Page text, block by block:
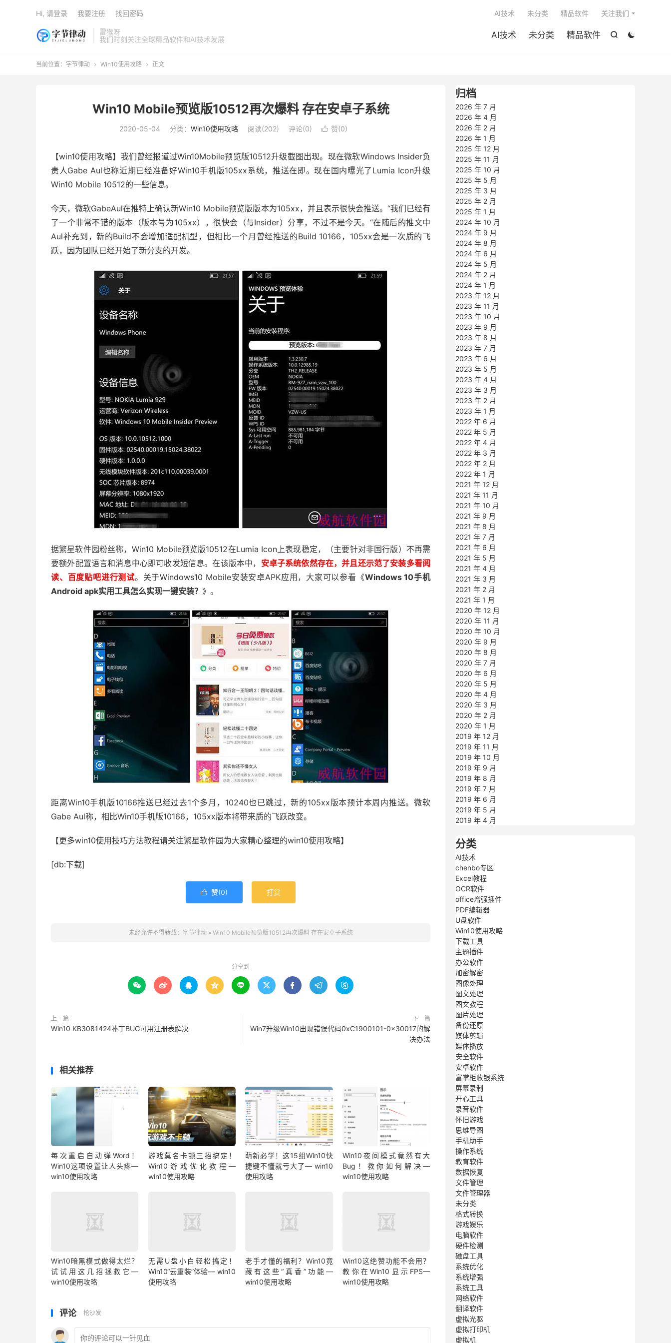
雷猴呀
我们时刻关注全球精品软件和AI技术发展


AI技术 未分类 精品软件
AI技术 未分类 精品软件 关注我们
Hi, 请登录 我要注册 找回密码
当前位置： 字节律动  Win10使用攻略  正文
Win10 Mobile预览版10512再次爆料 存在安卓子系统
2020-05-04 分类： Win10使用攻略 阅读(202) 评论(0)  赞(0)
【win10使用攻略】我们曾经报道过Win10Mobile预览版10512升级截图出现。现在微软Windows Insider负
责人Gabe Aul也称近期已经准备好Win10手机版105xx系统，推送在即。现在国内曝光了Lumia Icon升级
Win10 Mobile 10512的一些信息。
今天，微软GabeAul在推特上确认新Win10 Mobile预览版版本为105xx，并且表示很快会推送。“我们已经有
了一个非常不错的版本（版本号为105xx），很快会（与Insider）分享，不过不是今天。“在随后的推文中
Aul补充到，新的Build不会增加适配机型，但相比一个月曾经推送的Build 10166，105xx会是一次质的飞
跃，因为团队已经开始了新分支的开发。
据繁星软件园粉丝称，Win10 Mobile预览版10512在Lumia Icon上表现稳定，（主要针对非国行版）不再需
要额外配置语言和消息中心即可收发短信息。在该版本中， 安卓子系统依然存在，并且还示范了安装多看阅
读、百度贴吧进行测试。关于Windows10 Mobile安装安卓APK应用，大家可以参看《Windows 10手机
Android apk实用工具怎么实现一键安装？ 》。
距离Win10手机版10166推送已经过去1个多月，10240也已跳过，新的105xx版本预计本周内推送。微软
Gabe Aul称，相比Win10手机版10166，105xx版本将带来质的飞跃改变。
【更多win10使用技巧方法教程请关注繁星软件园为大家精心整理的win10使用攻略】
[db:下载]
 赞(0) 打赏
未经允许不得转载： 字节律动» Win10 Mobile预览版10512再次爆料 存在安卓子系统
分享到
        
上一篇
Win10 KB3081424补丁BUG可用注册表解决
下一篇
Win7升级Win10出现错误代码0xC1900101-0x30017的解
决办法
相关推荐
每次重启自动弹Word！
Win10这项设置让人头疼—
win10使用攻略
游戏莫名卡顿三招搞定！
Win10游戏优化教程—
win10使用攻略
萌新必学！这15组Win10快
捷键不懂就亏大了— win10
使用攻略
Win10夜间模式竟然有大
Bug！教你如何解决—
win10使用攻略
Win10暗黑模式做得太烂？
试试用这几招拯救它—
win10使用攻略
无需U盘小白轻松搞定！
Win10“云重装”体验— win10
使用攻略
老手才懂的福利？Win10竟
藏有这些“真香”功能—
win10使用攻略
Win10这绝赞功能不会用？
教你在Win10显示FPS—
win10使用攻略
评论 抢沙发
归档
2026 年 7 月
2026 年 4 月
2026 年 2 月
2026 年 1 月
2025 年 12 月
2025 年 11 月
2025 年 10 月
2025 年 5 月
2025 年 3 月
2025 年 2 月
2025 年 1 月
2024 年 10 月
2024 年 9 月
2024 年 8 月
2024 年 6 月
2024 年 5 月
2024 年 2 月
2024 年 1 月
2023 年 12 月
2023 年 11 月
2023 年 10 月
2023 年 9 月
2023 年 8 月
2023 年 7 月
2023 年 6 月
2023 年 5 月
2023 年 4 月
2023 年 3 月
2023 年 2 月
2023 年 1 月
2022 年 6 月
2022 年 5 月
2022 年 4 月
2022 年 3 月
2022 年 2 月
2022 年 1 月
2021 年 12 月
2021 年 11 月
2021 年 10 月
2021 年 9 月
2021 年 8 月
2021 年 7 月
2021 年 6 月
2021 年 5 月
2021 年 4 月
2021 年 3 月
2021 年 2 月
2021 年 1 月
2020 年 12 月
2020 年 11 月
2020 年 10 月
2020 年 9 月
2020 年 8 月
2020 年 7 月
2020 年 6 月
2020 年 5 月
2020 年 4 月
2020 年 3 月
2020 年 2 月
2020 年 1 月
2019 年 12 月
2019 年 11 月
2019 年 10 月
2019 年 9 月
2019 年 8 月
2019 年 7 月
2019 年 6 月
2019 年 5 月
2019 年 4 月
分类
AI技术
chenbo专区
Excel教程
OCR软件
office增强插件
PDF编辑器
U盘软件
Win10使用攻略
下载工具
主题插件
办公软件
加密解密
图像处理
图文处理
图文教程
图片处理
备份还原
媒体剪辑
媒体播放
安全软件
安卓软件
富掌柜收银系统
屏幕录制
开心工具
录音软件
怀旧游戏
思维导图
手机助手
操作系统
教育软件
数据恢复
文件管理
文件管理器
未分类
格式转换
游戏娱乐
电脑软件
硬件检测
磁盘工具
系统优化
系统增强
系统工具
网络软件
翻译软件
虚拟光驱
虚拟打印机
虚拟机